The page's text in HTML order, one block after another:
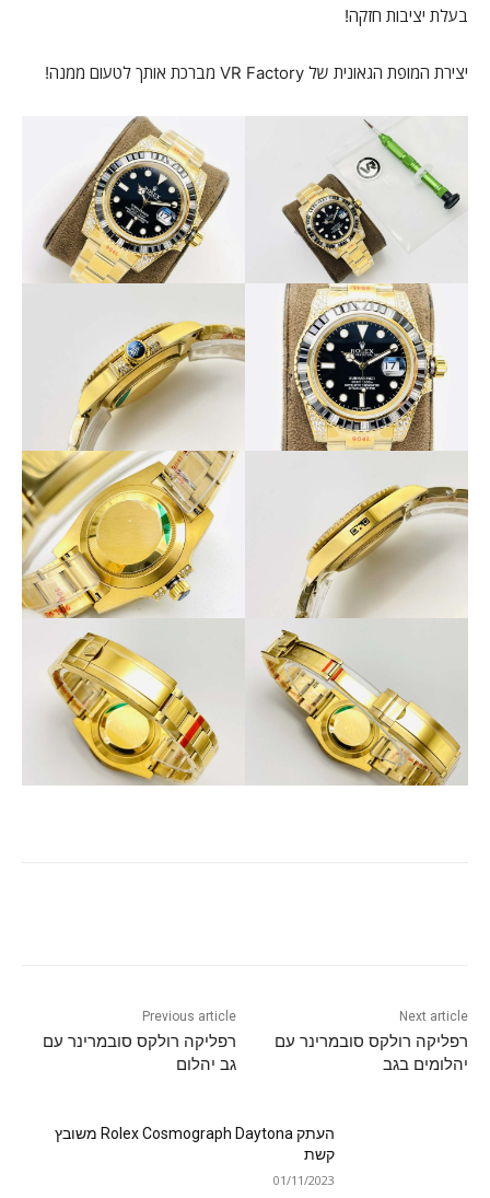
בעלת יציבות חזקה!
יצירת המופת הגאונית של VR Factory מברכת אותך לטעום ממנה!
Previous article
רפליקה רולקס סובמרינר עם
גב יהלום
Next article
רפליקה רולקס סובמרינר עם
יהלומים בגב
העתק Rolex Cosmograph Daytona משובץ
קשת
01/11/2023